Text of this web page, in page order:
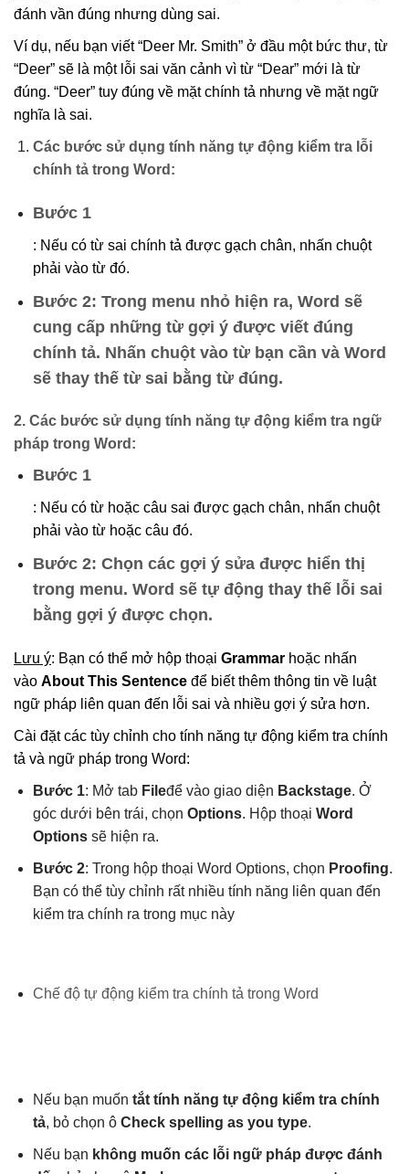
đánh vần đúng nhưng dùng sai.
Ví dụ, nếu bạn viết “Deer Mr. Smith” ở đầu một bức thư, từ
“Deer” sẽ là một lỗi sai văn cảnh vì từ “Dear” mới là từ
đúng. “Deer” tuy đúng về mặt chính tả nhưng về mặt ngữ
nghĩa là sai.
Các bước sử dụng tính năng tự động kiểm tra lỗi
chính tả trong Word :
Bước 1
: Nếu có từ sai chính tả được gạch chân, nhấn chuột
phải vào từ đó.
Bước 2: Trong menu nhỏ hiện ra, Word sẽ
cung cấp những từ gợi ý được viết đúng
chính tả. Nhấn chuột vào từ bạn cần và Word
sẽ thay thế từ sai bằng từ đúng.
2. Các bước sử dụng tính năng tự động kiểm tra ngữ
pháp trong Word:
Bước 1
: Nếu có từ hoặc câu sai được gạch chân, nhấn chuột
phải vào từ hoặc câu đó.
Bước 2: Chọn các gợi ý sửa được hiển thị
trong menu. Word sẽ tự động thay thế lỗi sai
bằng gợi ý được chọn.
Lưu ý: Bạn có thể mở hộp thoại Grammar hoặc nhấn
vào About This Sentence để biết thêm thông tin về luật
ngữ pháp liên quan đến lỗi sai và nhiều gợi ý sửa hơn.
Cài đặt các tùy chỉnh cho tính năng tự động kiểm tra chính
tả và ngữ pháp trong Word:
Bước 1: Mở tab Fileđể vào giao diện Backstage. Ở
góc dưới bên trái, chọn Options. Hộp thoại Word
Optionssẽ hiện ra.
Bước 2: Trong hộp thoại Word Options, chọn Proofing.
Bạn có thể tùy chỉnh rất nhiều tính năng liên quan đến
kiểm tra chính ra trong mục này
Chế độ tự động kiểm tra chính tả trong Word
Nếu bạn muốn tắt tính năng tự động kiểm tra chính
tả, bỏ chọn ô Check spelling as you type.
Nếu bạn không muốn các lỗi ngữ pháp được đánh